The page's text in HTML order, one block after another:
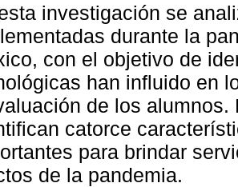
investigación se
durante la
con el objetivo de
han influido en
de los
catorce
para brindar
de la pandemia.